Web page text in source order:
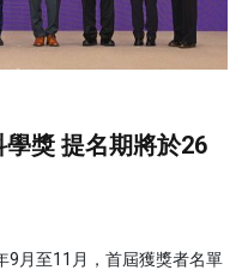
獎 提名期將於26
9月至11月，首屆獲獎者名單